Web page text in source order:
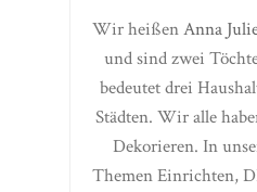
Wir heißenAnna
und sind zwei
bedeutet drei
Städten. Wir alle
Dekorieren. In
Themen Einrichten,